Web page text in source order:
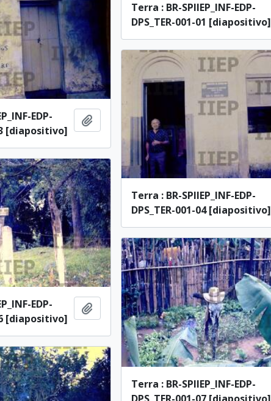
Terra : BR-SPIIEP_INF-EDP-
DPS_TER-001-01 [diapositivo]
EDP-
[diapositivo]
Adicionar à área de transferência
Terra : BR-SPIIEP_INF-EDP-
DPS_TER-001-04 [diapositivo]
EDP-
[diapositivo]
Adicionar à área de transferência
Terra : BR-SPIIEP_INF-EDP-